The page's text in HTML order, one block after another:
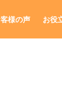
様の声 お役